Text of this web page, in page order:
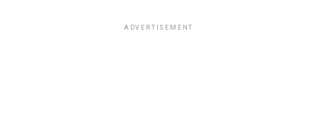
ADVERTISEMENT